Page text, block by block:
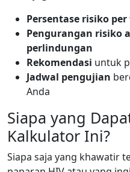
Persentase risiko
Pengurangan risiko
perlindungan
Rekomendasi untuk
Jadwal pengujian
Anda
Siapa yang
Kalkulator Ini?
Siapa saja yang khawatir